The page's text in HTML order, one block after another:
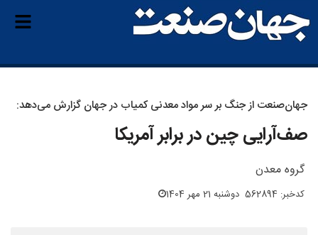
جهان‌صنعت از جنگ بر سر مواد معدنی کمیاب در جهان گزارش می‌دهد:
صف‌آرایی چین در برابر آمریکا
گروه معدن
کدخبر: 562894 دوشنبه 21 مهر 1404